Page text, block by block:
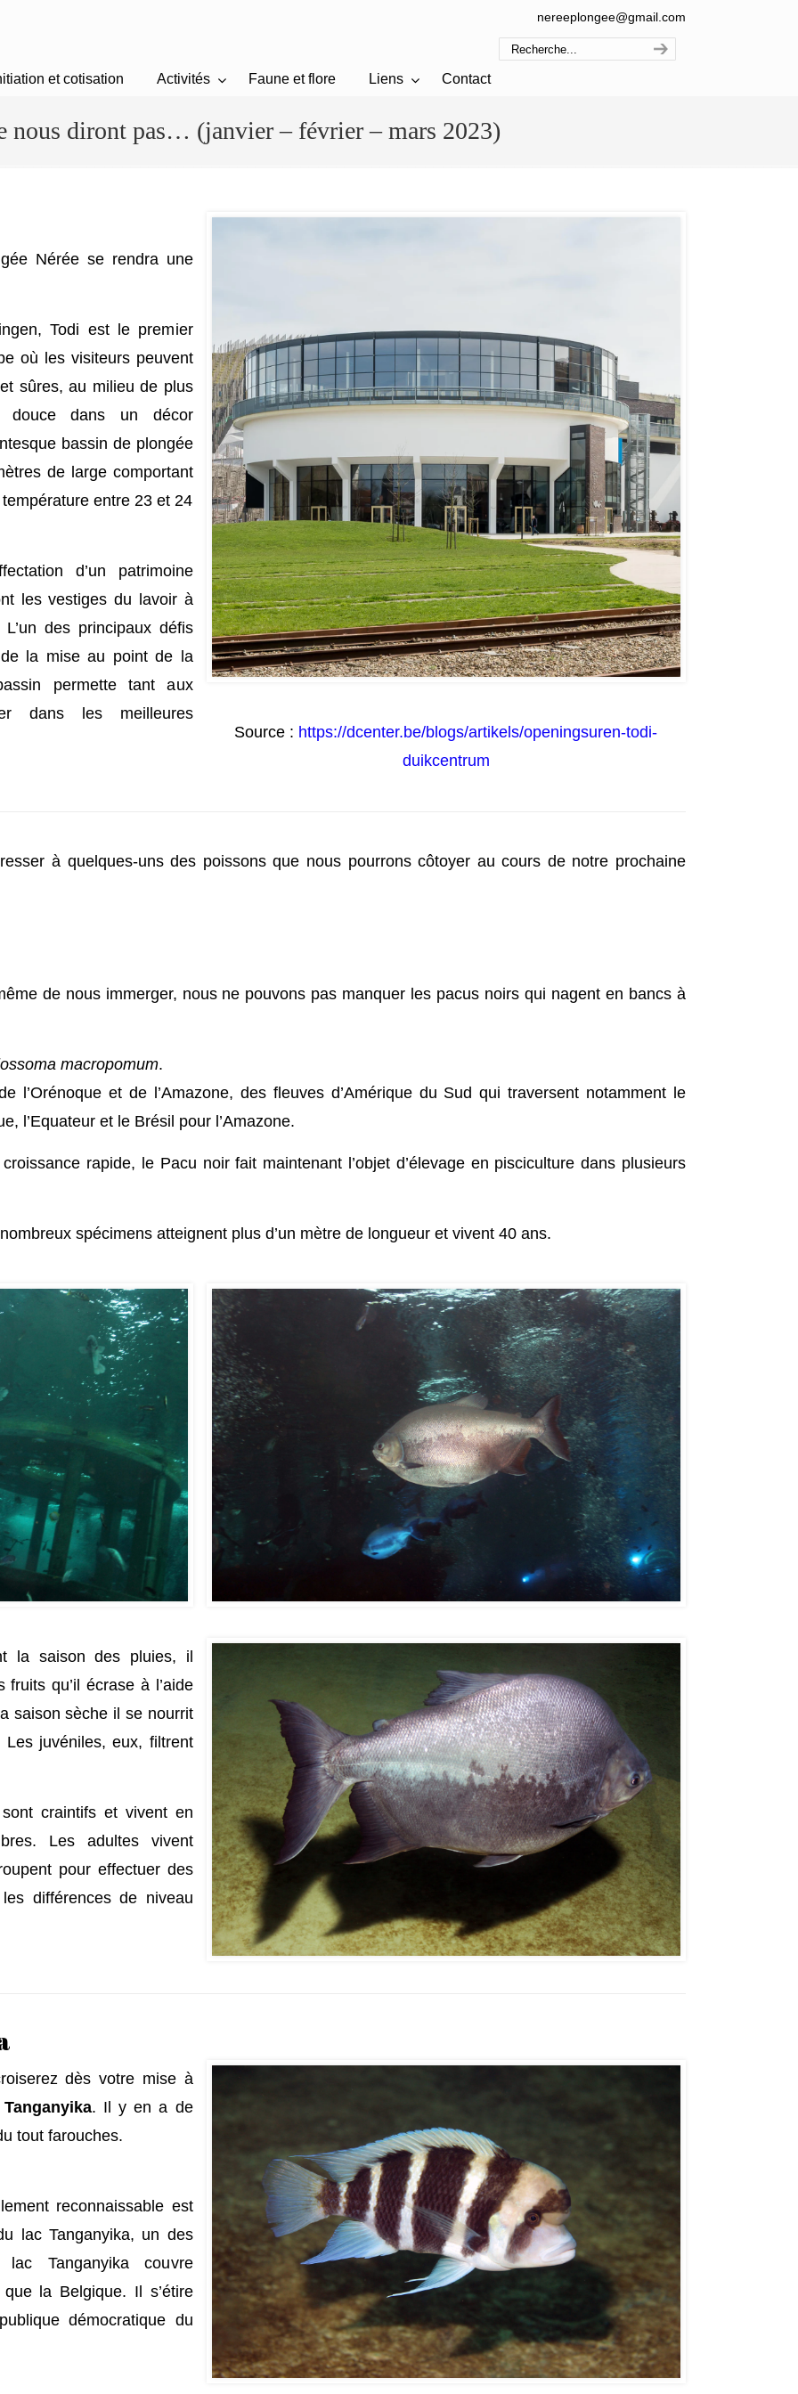
nereeplongee@gmail.com
et cotisation Activités Faune et flore Liens Contact
nous diront pas… (janvier – février – mars 2023)
Nérée se rendra une
Todi est le premier
où les visiteurs peuvent
sûres, au milieu de plus
douce dans un décor
bassin de plongée
de large comportant
entre 23 et 24
d’un patrimoine
les vestiges du lavoir à
des principaux défis
la mise au point de la
permette tant aux
dans les meilleures
Source : https://dcenter.be/blogs/artikels/openingsuren-todi-
duikcentrum
à quelques-uns des poissons que nous pourrons côtoyer au cours de notre prochaine
de nous immerger, nous ne pouvons pas manquer les pacus noirs qui nagent en bancs à
macropomum.
l’Orénoque et de l’Amazone, des fleuves d’Amérique du Sud qui traversent notamment le
l’Equateur et le Brésil pour l’Amazone.
rapide, le Pacu noir fait maintenant l’objet d’élevage en pisciculture dans plusieurs
spécimens atteignent plus d’un mètre de longueur et vivent 40 ans.
la saison des pluies, il
qu’il écrase à l’aide
saison sèche il se nourrit
Les juvéniles, eux, filtrent
craintifs et vivent en
Les adultes vivent
pour effectuer des
différences de niveau
dès votre mise à
. Il y en a de
tout farouches.
reconnaissable est
lac Tanganyika, un des
Tanganyika couvre
la Belgique. Il s’étire
démocratique du